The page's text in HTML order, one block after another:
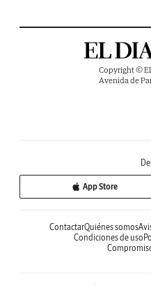
Copyright ©
Avenida de
App Store
ContactarQuiénes somos
Condiciones de uso